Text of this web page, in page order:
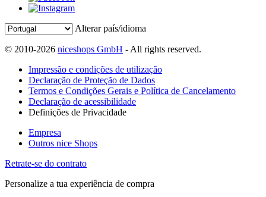
Alterar país/idioma
© 2010-2026 niceshops GmbH - All rights reserved.
Impressão e condições de utilização
Declaração de Proteção de Dados
Termos e Condições Gerais e Política de Cancelamento
Declaração de acessibilidade
Definições de Privacidade
Empresa
Outros nice Shops
Retrate-se do contrato
Personalize a tua experiência de compra